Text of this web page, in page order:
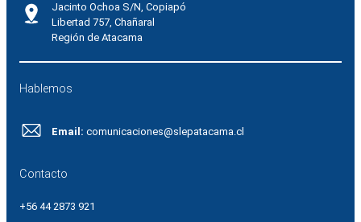
Jacinto Ochoa S/N, Copiapó
Libertad 757, Chañaral
Región de Atacama
Hablemos
Email: comunicaciones@slepatacama.cl
Contacto
+56 44 2873 921